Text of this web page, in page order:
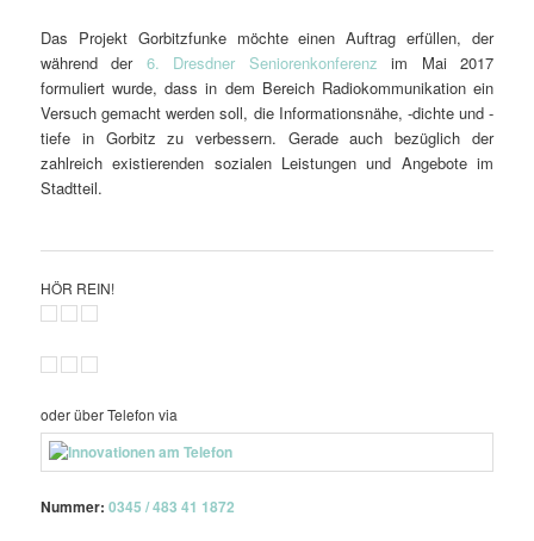
Das Projekt Gorbitzfunke möchte einen Auftrag erfüllen, der
während der 6. Dresdner Seniorenkonferenz im Mai 2017
formuliert wurde, dass in dem Bereich Radiokommunikation ein
Versuch gemacht werden soll, die Informationsnähe, -dichte und -
tiefe in Gorbitz zu verbessern. Gerade auch bezüglich der
zahlreich existierenden sozialen Leistungen und Angebote im
Stadtteil.
HÖR REIN!
oder über Telefon via
Nummer:0345 / 483 41 1872